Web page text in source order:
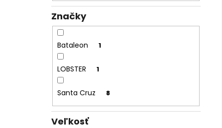
Značky
Bataleon 1
LOBSTER 1
Santa Cruz 8
Veľkosť